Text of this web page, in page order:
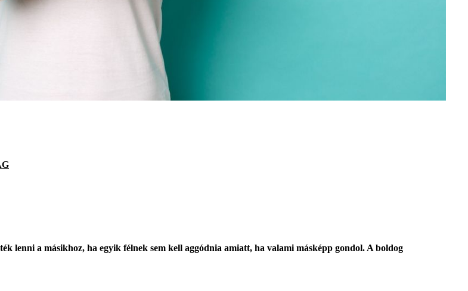
lenni a másikhoz, ha egyik félnek sem kell aggódnia amiatt, ha valami másképp gondol. A boldog